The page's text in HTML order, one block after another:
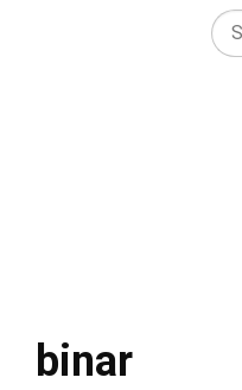
binar